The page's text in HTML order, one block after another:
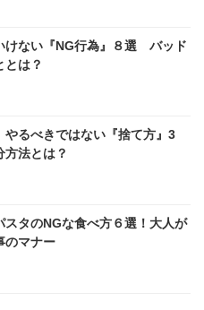
けない『NG行為』８選 バッド
とは？
やるべきではない『捨て方』3
法とは？
スタのNGな食べ方６選！大人が
のマナー